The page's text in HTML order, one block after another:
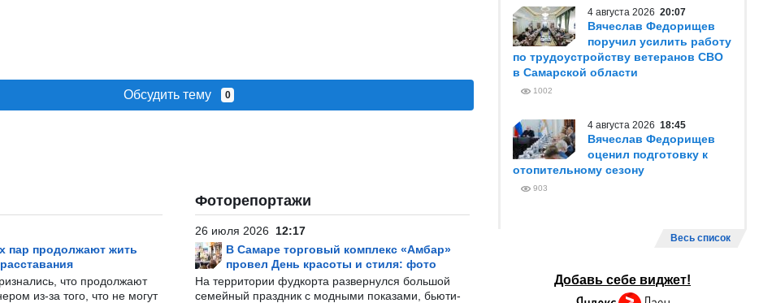
Обсудить тему 0
пар продолжают жить
что продолжают
из-за того, что не могут
Фоторепортажи
26 июля 2026 12:17
В Самаре торговый комплекс «Амбар»
провел День красоты и стиля: фото
На территории фудкорта развернулся большой
семейный праздник с модными показами, бьюти-
4 августа 2026 20:07
Вячеслав Федорищев
поручил усилить работу
по трудоустройству ветеранов СВО
в Самарской области
1002
4 августа 2026 18:45
Вячеслав Федорищев
оценил подготовку к
отопительному сезону
903
Весь список
Добавь себе виджет!